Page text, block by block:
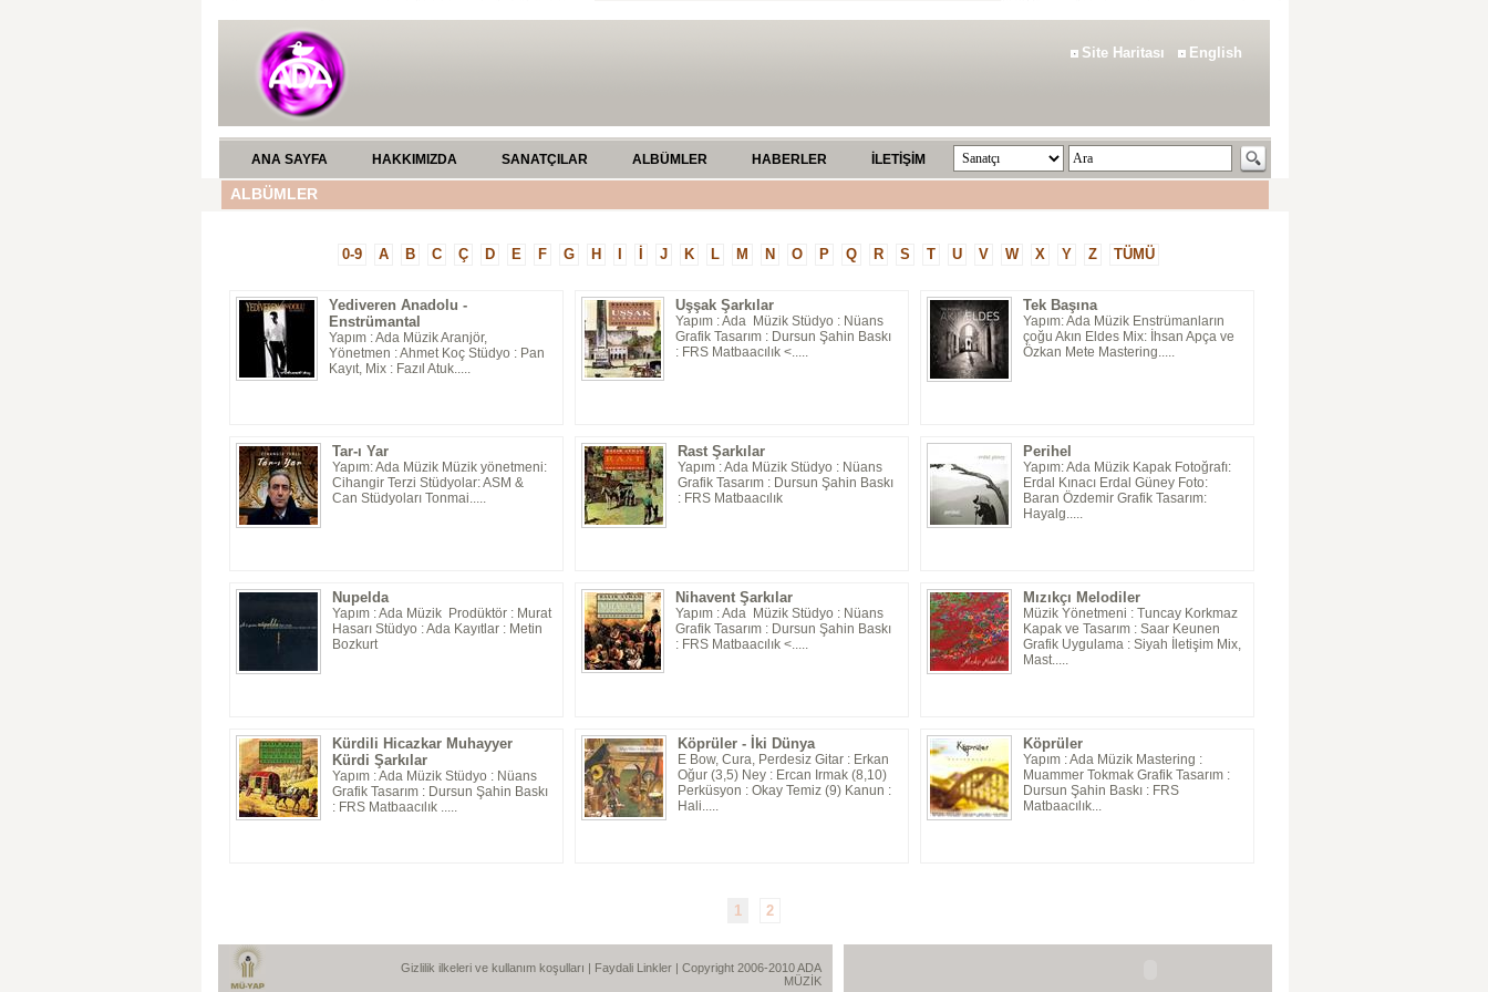
Site Haritası English
ANA SAYFA HAKKIMIZDA SANATÇILAR ALBÜMLER HABERLER İLETİŞİM
ALBÜMLER
0-9 A B C Ç D E F G H J K L M N O P Q R S T U V W X Y Z TÜMÜ
Yediveren Anadolu -
Enstrümantal
Yapım : Ada Müzik Aranjör,
Yönetmen : Ahmet Koç Stüdyo : Pan
Kayıt, Mix : Fazıl Atuk.....
Uşşak Şarkılar
Yapım : Ada Müzik Stüdyo : Nüans
Grafik Tasarım : Dursun Şahin Baskı
: FRS Matbaacılık <.....
Tek Başına
Yapım: Ada Müzik Enstrümanların
çoğu Akın Eldes Mix: İhsan Apça ve
Özkan Mete Mastering.....
Tar-ı Yar
Yapım: Ada Müzik Müzik yönetmeni:
Cihangir Terzi Stüdyolar: ASM &
Can Stüdyoları Tonmai.....
Rast Şarkılar
Yapım : Ada Müzik Stüdyo : Nüans
Grafik Tasarım : Dursun Şahin Baskı
: FRS Matbaacılık
Perihel
Yapım: Ada Müzik Kapak Fotoğrafı:
Erdal Kınacı Erdal Güney Foto:
Baran Özdemir Grafik Tasarım:
Hayalg.....
Nupelda
Yapım : Ada Müzik Prodüktör : Murat
Hasarı Stüdyo : Ada Kayıtlar : Metin
Bozkurt
Nihavent Şarkılar
Yapım : Ada Müzik Stüdyo : Nüans
Grafik Tasarım : Dursun Şahin Baskı
: FRS Matbaacılık <.....
Mızıkçı Melodiler
Müzik Yönetmeni : Tuncay Korkmaz
Kapak ve Tasarım : Saar Keunen
Grafik Uygulama : Siyah İletişim Mix,
Mast.....
Kürdili Hicazkar Muhayyer
Kürdi Şarkılar
Yapım : Ada Müzik Stüdyo : Nüans
Grafik Tasarım : Dursun Şahin Baskı
: FRS Matbaacılık .....
Köprüler - İki Dünya
E Bow, Cura, Perdesiz Gitar : Erkan
Oğur (3,5) Ney : Ercan Irmak (8,10)
Perküsyon : Okay Temiz (9) Kanun :
Hali.....
Köprüler
Yapım : Ada Müzik Mastering :
Muammer Tokmak Grafik Tasarım :
Dursun Şahin Baskı : FRS
Matbaacılık...
1 2
Gizlilik ilkeleri ve kullanım koşulları | Faydali Linkler | Copyright 2006-2010 ADA
MÜZİK